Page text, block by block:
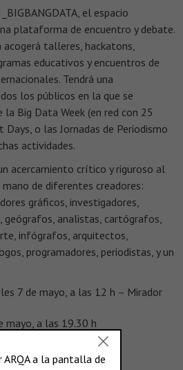
el espacio
plataforma de encuentro y debate.
talleres, hackatons,
educativos y encuentros de
Tendrá una
los públicos en la que se
la Big Data Week (en red con 25
o las Jornadas de Periodismo
actividades.
acercamiento crítico y riguroso al
de diferentes creadores:
gráficos, investigadores,
geógrafos, analistas, cartógrafos,
infógrafos, arquitectos,
programadores, periodistas, y un
7 de mayo, a las 12 h – Mirador
mayo, a las 19.30 h